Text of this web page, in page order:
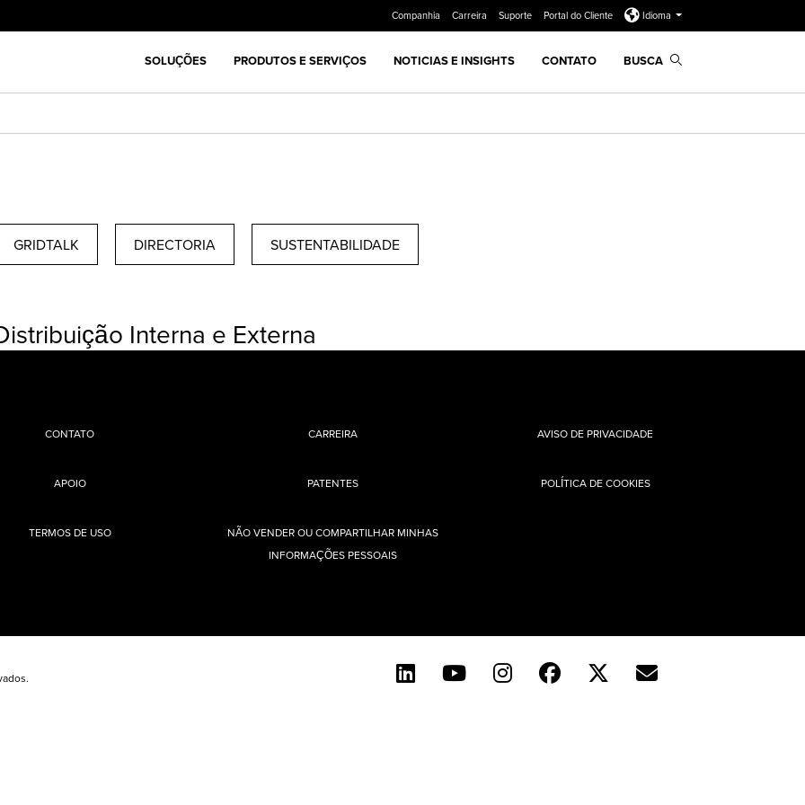
Companhia Carreira Suporte Portal do Cliente Idioma
SOLUÇÕES PRODUTOS E SERVIÇOS NOTICIAS E INSIGHTS CONTATO BUSCA
GRIDTALK DIRECTORIA SUSTENTABILIDADE
Interna e Externa
CONTATO
APOIO
CARREIRA
PATENTES
AVISO DE PRIVACIDADE
POLÍTICA DE COOKIES
TERMOS DE USO
NÃO VENDER OU COMPARTILHAR MINHAS
INFORMAÇÕES PESSOAIS